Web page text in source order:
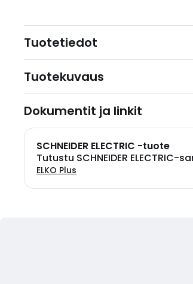
Tuotetiedot
Tuotekuvaus
Dokumentit ja linkit
SCHNEIDER ELECTRIC -tuote
Tutustu SCHNEIDER ELECTRIC-
ELKO Plus